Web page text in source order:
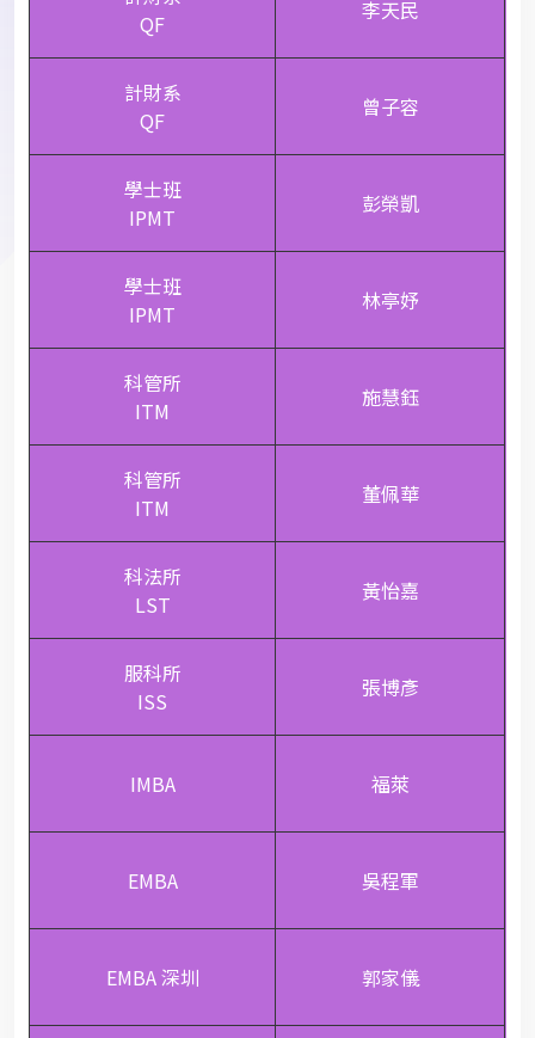
QF
李天民
計財系
QF
曾子容
學士班
IPMT
彭榮凱
學士班
IPMT
林亭妤
科管所
ITM
施慧鈺
科管所
ITM
董佩華
科法所
LST
黃怡嘉
服科所
ISS
張博彥
IMBA 福萊
EMBA 吳程軍
EMBA 深圳 郭家儀